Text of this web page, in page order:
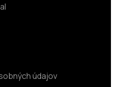
údajov